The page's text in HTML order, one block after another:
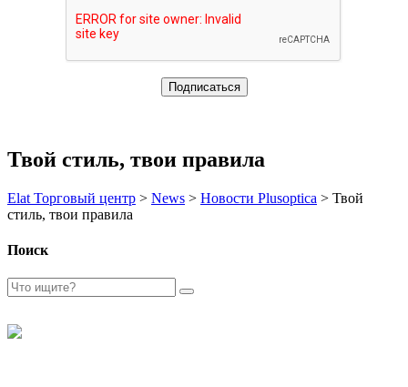
Твой стиль, твои правила
Elat Торговый центр > News > Новости Plusoptica > Твой
стиль, твои правила
Поиск